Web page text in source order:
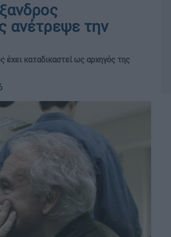
ανέτρεψε την
έχει καταδικαστεί ως αρχηγός της